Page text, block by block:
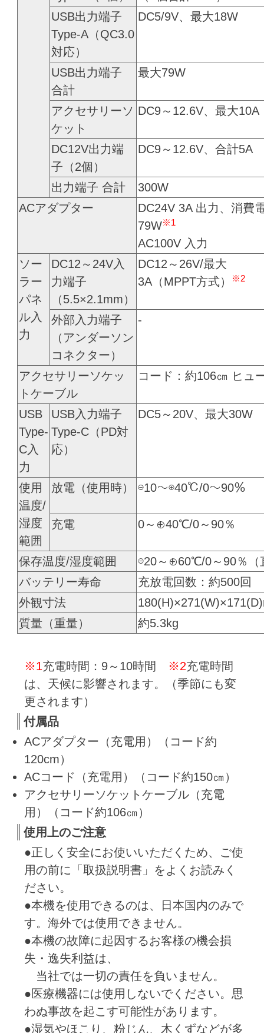
USB出力端子
Type-A（QC3.0
対応）
DC5/9V、最大18W
USB出力端子
合計
最大79W
アクセサリーソ
ケット
DC9～12.6V、最大10A
DC12V出力端
子（2個）
DC9～12.6V、合計5A
出力端子 合計
300W
ACアダプター
DC24V 3A 出力、消費
79W※1
AC100V 入力
ソー
ラー
パネ
ル入
力
DC12～24V入
力端子
（5.5×2.1mm）
DC12～26V/最大
3A（MPPT方式）
※2
外部入力端子
（アンダーソン
コネクター）
-
アクセサリーソケッ
トケーブル
コード：約106㎝ ヒュ
USB
Type-
C入
力
USB入力端子
Type-C（PD対
応）
DC5～20V、最大30W
使用
温度/
湿度
範囲
放電（使用時） ⊖10～⊕40℃/0～90％
充電 0～⊕40℃/0～90％
保存温度/湿度範囲
⊖20～⊕60℃/0～90％（
バッテリー寿命
充放電回数：約500回
外観寸法
質量（重量）
約5.3kg
※1充電時間：9～10時間 ※2充電時間
は、天候に影響されます。（季節にも変
更されます）
付属品
ACアダプター（充電用）（コード約
120cm）
ACコード（充電用）（コード約150㎝）
アクセサリーソケットケーブル（充電
用）（コード約106㎝）
使用上のご注意
●正しく安全にお使いいただくため、ご使
用の前に「取扱説明書」をよくお読みく
ださい。
●本機を使用できるのは、日本国内のみで
す。海外では使用できません。
●本機の故障に起因するお客様の機会損
失・逸失利益は、
当社では一切の責任を負いません。
●医療機器には使用しないでください。思
わぬ事故を起こす可能性があります。
●湿気やほこり、粉じん、木くずなどが多